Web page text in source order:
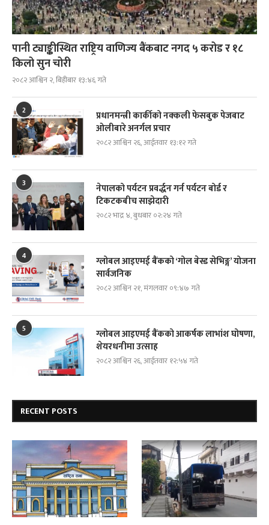
पानी ट्याङ्कीस्थित राष्ट्रिय वाणिज्य बैंकबाट नगद ५ करोड र १८
किलो सुन चोरी
२०८२ आश्विन २, बिहीबार १३:४६ गते
2
प्रधानमन्त्री कार्कीको नक्कली फेसबुक पेजबाट
ओलीबारे अनर्गल प्रचार
२०८२ आश्विन २६, आईतवार १३:१२ गते
3
नेपालको पर्यटन प्रवर्द्धन गर्न पर्यटन बोर्ड र
टिकटकबीच साझेदारी
२०८२ भाद्र ४, बुधबार ०२:२४ गते
4
ग्लोबल आइएमई बैंकको ‘गोल बेस्ड सेभिङ्ग’ योजना
सार्वजनिक
२०८२ आश्विन २१, मंगलवार ०९:४७ गते
5
ग्लोबल आइएमई बैंकको आकर्षक लाभांश घोषणा,
शेयरधनीमा उत्साह
२०८२ आश्विन २६, आईतवार १२:५४ गते
RECENT POSTS